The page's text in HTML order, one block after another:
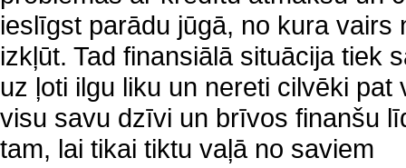
ieslīgst parādu jūgā, no kura vairs
izkļūt. Tad finansiālā situācija tiek
uz ļoti ilgu liku un nereti cilvēki pat
visu savu dzīvi un brīvos finanšu
tam, lai tikai tiktu vaļā no saviem